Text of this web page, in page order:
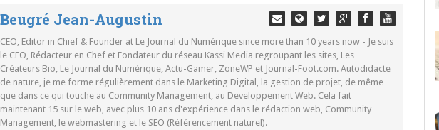
Beugré Jean-Augustin
CEO, Editor in Chief & Founder at Le Journal du Numérique since more than 10 years now - Je suis
le CEO, Rédacteur en Chef et Fondateur du réseau Kassi Media regroupant les sites, Les
Créateurs Bio, Le Journal du Numérique, Actu-Gamer, ZoneWP et Journal-Foot.com. Autodidacte
de nature, je me forme régulièrement dans le Marketing Digital, la gestion de projet, de même
que dans ce qui touche au Community Management, au Developpement Web. Cela fait
maintenant 15 sur le web, avec plus 10 ans d'expérience dans le rédaction web, Community
Management, le webmastering et le SEO (Référencement naturel).